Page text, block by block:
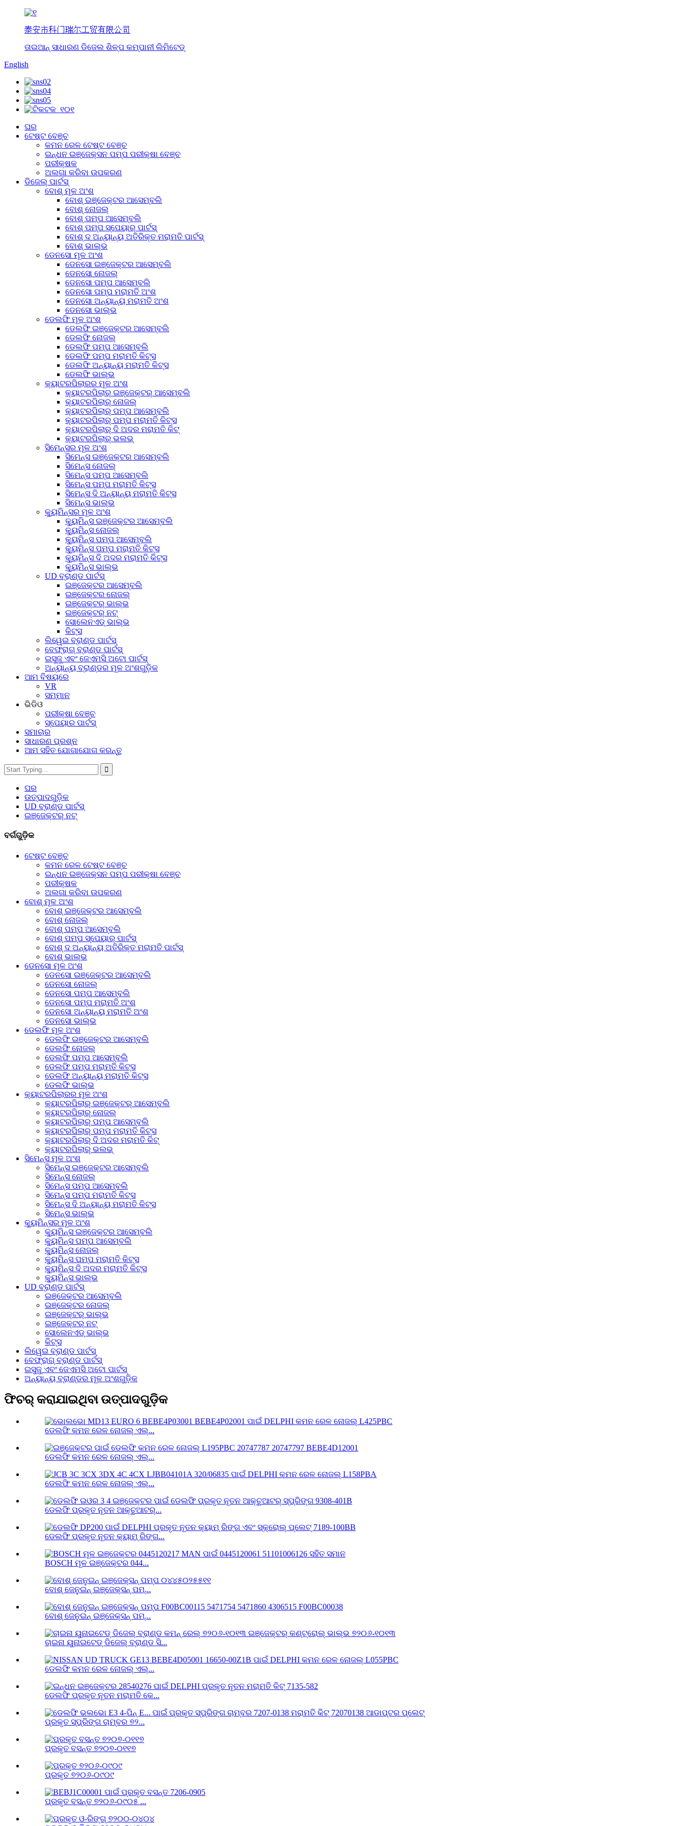
泰安市科门瑞尔工贸有限公司
ତାଇଆନ୍ ସାଧାରଣ ଡିଜେଲ ଶିଳ୍ପ କମ୍ପାନୀ ଲିମିଟେଡ୍
English
ଘର
ଟେଷ୍ଟ ବେଞ୍ଚ
କମନ ରେଳ ଟେଷ୍ଟ ବେଞ୍ଚ
ଇନ୍ଧନ ଇଞ୍ଜେକ୍ସନ ପମ୍ପ ପରୀକ୍ଷା ବେଞ୍ଚ
ପରୀକ୍ଷକ
ଅଲଗା କରିବା ଉପକରଣ
ଡିଜେଲ୍ ପାର୍ଟସ୍
ବୋଶ୍ ମୂଳ ଅଂଶ
ବୋଶ୍ ଇଞ୍ଜେକ୍ଟର ଆସେମ୍ବଲି
ବୋଶ୍ ନୋଜଲ୍
ବୋଶ୍ ପମ୍ପ ଆସେମ୍ବଲି
ବୋଶ୍ ପମ୍ପ ସ୍ପେୟାର୍ ପାର୍ଟସ୍
ବୋଶ୍ ଦ ଅନ୍ୟାନ୍ୟ ଅତିରିକ୍ତ ମରାମତି ପାର୍ଟସ୍
ବୋଶ୍ ଭାଲ୍ଭ
ଡେନସୋ ମୂଳ ଅଂଶ
ଡେନସୋ ଇଞ୍ଜେକ୍ଟର ଆସେମ୍ବଲି
ଡେନସୋ ନୋଜଲ୍
ଡେନସୋ ପମ୍ପ ଆସେମ୍ବଲି
ଡେନସୋ ପମ୍ପ ମରାମତି ଅଂଶ
ଡେନସୋ ଅନ୍ୟାନ୍ୟ ମରାମତି ଅଂଶ
ଡେନସୋ ଭାଲ୍ଭ
ଡେଲଫି ମୂଳ ଅଂଶ
ଡେଲଫି ଇଞ୍ଜେକ୍ଟର ଆସେମ୍ବଲି
ଡେଲଫି ନୋଜଲ୍
ଡେଲଫି ପମ୍ପ ଆସେମ୍ବଲି
ଡେଲଫି ପମ୍ପ ମରାମତି କିଟ୍ସ
ଡେଲଫି ଅନ୍ୟାନ୍ୟ ମରାମତି କିଟ୍ସ
ଡେଲଫି ଭାଲ୍ଭ
କ୍ୟାଟରପିଲାରର ମୂଳ ଅଂଶ
କ୍ୟାଟରପିଲାର୍ ଇଞ୍ଜେକ୍ଟର୍ ଆସେମ୍ବଲି
କ୍ୟାଟରପିଲାର୍ ନୋଜଲ୍
କ୍ୟାଟରପିଲାର୍ ପମ୍ପ ଆସେମ୍ବଲି
କ୍ୟାଟରପିଲାର୍ ପମ୍ପ ମରାମତି କିଟ୍ସ
କ୍ୟାଟରପିଲାର୍ ଦି ଅଦର ମରାମତି କିଟ୍
କ୍ୟାଟରପିଲାର୍ ଭଲଭ୍
ସିମେନ୍ସର ମୂଳ ଅଂଶ
ସିମେନ୍ସ ଇଞ୍ଜେକ୍ଟର ଆସେମ୍ବଲି
ସିମେନ୍ସ ନୋଜଲ୍
ସିମେନ୍ସ ପମ୍ପ ଆସେମ୍ବଲି
ସିମେନ୍ସ ପମ୍ପ ମରାମତି କିଟ୍ସ
ସିମେନ୍ସ ଦି ଅନ୍ୟାନ୍ୟ ମରାମତି କିଟ୍ସ
ସିମେନ୍ସ ଭାଲ୍ଭ
କ୍ୟୁମିନ୍ସର ମୂଳ ଅଂଶ
କ୍ୟୁମିନ୍ସ ଇଞ୍ଜେକ୍ଟର ଆସେମ୍ବଲି
କ୍ୟୁମିନ୍ସ ନୋଜଲ୍
କ୍ୟୁମିନ୍ସ ପମ୍ପ ଆସେମ୍ବଲି
କ୍ୟୁମିନ୍ସ ପମ୍ପ ମରାମତି କିଟ୍ସ
କ୍ୟୁମିନ୍ସ ଦି ଅଦର ମରାମତି କିଟ୍ସ
କ୍ୟୁମିନ୍ସ ଭାଲ୍ଭ
UD ବ୍ରାଣ୍ଡ ପାର୍ଟସ୍
ଇଞ୍ଜେକ୍ଟର ଆସେମ୍ବଲି
ଇଞ୍ଜେକ୍ଟର ନୋଜଲ୍
ଇଞ୍ଜେକ୍ଟର୍ ଭାଲ୍ଭ
ଇଞ୍ଜେକ୍ଟର୍ ନଟ୍
ସୋଲେନଏଡ୍ ଭାଲ୍ଭ
କିଟ୍ସ
ଲିୱେଇ ବ୍ରାଣ୍ଡ ପାର୍ଟସ୍
ବେଫ୍ରାଗ୍ ବ୍ରାଣ୍ଡ ପାର୍ଟସ୍
ଇସୁଜୁ ଏବଂ ଜେଏମସି ଅଟୋ ପାର୍ଟସ୍
ଅନ୍ୟାନ୍ୟ ବ୍ରାଣ୍ଡର ମୂଳ ଅଂଶଗୁଡ଼ିକ
ଆମ ବିଷୟରେ
VR
ସମ୍ମାନ
ଭିଡିଓ
ପରୀକ୍ଷା ବେଞ୍ଚ
ସ୍ପେୟାର ପାର୍ଟସ୍‌
ସମାଚାର
ସାଧାରଣ ପ୍ରଶ୍ନ
ଆମ ସହିତ ଯୋଗାଯୋଗ କରନ୍ତୁ
ଘର
ଉତ୍ପାଦଗୁଡ଼ିକ
UD ବ୍ରାଣ୍ଡ ପାର୍ଟସ୍
ଇଞ୍ଜେକ୍ଟର୍ ନଟ୍
ବର୍ଗଗୁଡ଼ିକ
ଟେଷ୍ଟ ବେଞ୍ଚ
କମନ ରେଳ ଟେଷ୍ଟ ବେଞ୍ଚ
ଇନ୍ଧନ ଇଞ୍ଜେକ୍ସନ ପମ୍ପ ପରୀକ୍ଷା ବେଞ୍ଚ
ପରୀକ୍ଷକ
ଅଲଗା କରିବା ଉପକରଣ
ବୋଶ୍ ମୂଳ ଅଂଶ
ବୋଶ୍ ଇଞ୍ଜେକ୍ଟର ଆସେମ୍ବଲି
ବୋଶ୍ ନୋଜଲ୍
ବୋଶ୍ ପମ୍ପ ଆସେମ୍ବଲି
ବୋଶ୍ ପମ୍ପ ସ୍ପେୟାର୍ ପାର୍ଟସ୍
ବୋଶ୍ ଦ ଅନ୍ୟାନ୍ୟ ଅତିରିକ୍ତ ମରାମତି ପାର୍ଟସ୍
ବୋଶ୍ ଭାଲ୍ଭ
ଡେନସୋ ମୂଳ ଅଂଶ
ଡେନସୋ ଇଞ୍ଜେକ୍ଟର ଆସେମ୍ବଲି
ଡେନସୋ ନୋଜଲ୍
ଡେନସୋ ପମ୍ପ ଆସେମ୍ବଲି
ଡେନସୋ ପମ୍ପ ମରାମତି ଅଂଶ
ଡେନସୋ ଅନ୍ୟାନ୍ୟ ମରାମତି ଅଂଶ
ଡେନସୋ ଭାଲ୍ଭ
ଡେଲଫି ମୂଳ ଅଂଶ
ଡେଲଫି ଇଞ୍ଜେକ୍ଟର ଆସେମ୍ବଲି
ଡେଲଫି ନୋଜଲ୍
ଡେଲଫି ପମ୍ପ ଆସେମ୍ବଲି
ଡେଲଫି ପମ୍ପ ମରାମତି କିଟ୍ସ
ଡେଲଫି ଅନ୍ୟାନ୍ୟ ମରାମତି କିଟ୍ସ
ଡେଲଫି ଭାଲ୍ଭ
କ୍ୟାଟରପିଲାରର ମୂଳ ଅଂଶ
କ୍ୟାଟରପିଲାର୍ ଇଞ୍ଜେକ୍ଟର୍ ଆସେମ୍ବଲି
କ୍ୟାଟରପିଲାର୍ ନୋଜଲ୍
କ୍ୟାଟରପିଲାର୍ ପମ୍ପ ଆସେମ୍ବଲି
କ୍ୟାଟରପିଲାର୍ ପମ୍ପ ମରାମତି କିଟ୍ସ
କ୍ୟାଟରପିଲାର୍ ଦି ଅଦର ମରାମତି କିଟ୍
କ୍ୟାଟରପିଲାର୍ ଭଲଭ୍
ସିମେନ୍ସ ମୂଳ ଅଂଶ
ସିମେନ୍ସ ଇଞ୍ଜେକ୍ଟର ଆସେମ୍ବଲି
ସିମେନ୍ସ ନୋଜଲ୍
ସିମେନ୍ସ ପମ୍ପ ଆସେମ୍ବଲି
ସିମେନ୍ସ ପମ୍ପ ମରାମତି କିଟ୍ସ
ସିମେନ୍ସ ଦି ଅନ୍ୟାନ୍ୟ ମରାମତି କିଟ୍ସ
ସିମେନ୍ସ ଭାଲ୍ଭ
କ୍ୟୁମିନ୍ସର ମୂଳ ଅଂଶ
କ୍ୟୁମିନ୍ସ ଇଞ୍ଜେକ୍ଟର ଆସେମ୍ବଲି
କ୍ୟୁମିନ୍ସ ପମ୍ପ ଆସେମ୍ବଲି
କ୍ୟୁମିନ୍ସ ନୋଜଲ୍
କ୍ୟୁମିନ୍ସ ପମ୍ପ ମରାମତି କିଟ୍ସ
କ୍ୟୁମିନ୍ସ ଦି ଅଦର ମରାମତି କିଟ୍ସ
କ୍ୟୁମିନ୍ସ ଭାଲ୍ଭ
UD ବ୍ରାଣ୍ଡ ପାର୍ଟସ୍
ଇଞ୍ଜେକ୍ଟର ଆସେମ୍ବଲି
ଇଞ୍ଜେକ୍ଟର ନୋଜଲ୍
ଇଞ୍ଜେକ୍ଟର୍ ଭାଲ୍ଭ
ଇଞ୍ଜେକ୍ଟର୍ ନଟ୍
ସୋଲେନଏଡ୍ ଭାଲ୍ଭ
କିଟ୍ସ
ଲିୱେଇ ବ୍ରାଣ୍ଡ ପାର୍ଟସ୍
ବେଫ୍ରାଗ୍ ବ୍ରାଣ୍ଡ ପାର୍ଟସ୍
ଇସୁଜୁ ଏବଂ ଜେଏମସି ଅଟୋ ପାର୍ଟସ୍
ଅନ୍ୟାନ୍ୟ ବ୍ରାଣ୍ଡର ମୂଳ ଅଂଶଗୁଡ଼ିକ
ଫିଚର୍ କରାଯାଇଥିବା ଉତ୍ପାଦଗୁଡ଼ିକ
ଡେଲଫି କମନ ରେଳ ନୋଜଲ୍ ଏଲ୍...
ଡେଲଫି କମନ ରେଳ ନୋଜଲ୍ ଏଲ୍...
ଡେଲଫି କମନ ରେଳ ନୋଜଲ୍ ଏଲ୍...
ଡେଲଫି ପ୍ରକୃତ ନୂତନ ଆକ୍ଚୁଆଟର୍...
ଡେଲଫି ପ୍ରକୃତ ନୂତନ କ୍ୟାମ୍ ରିଙ୍ଗ...
BOSCH ମୂଳ ଇଞ୍ଜେକ୍ଟର 044...
ବୋଶ୍ ଜେନୁଇନ୍ ଇଞ୍ଜେକ୍ସନ୍ ପମ୍...
ବୋଶ୍ ଜେନୁଇନ୍ ଇଞ୍ଜେକ୍ସନ୍ ପମ୍...
ଚାଇନା ୟୁନାଇଟେଡ୍ ଡିଜେଲ୍ ବ୍ରାଣ୍ଡ ସି...
ଡେଲଫି କମନ ରେଳ ନୋଜଲ୍ ଏଲ୍...
ଡେଲଫି ପ୍ରକୃତ ନୂତନ ମରାମତି କେ...
ପ୍ରକୃତ ସ୍ପ୍ରିଙ୍ଗ ଚାମ୍ବର ୭୨...
ପ୍ରକୃତ ବସନ୍ତ ୭୨୦୭-୦୧୧୭
ପ୍ରକୃତ ୭୨୦୬-୦୯୦୯
ପ୍ରକୃତ ବସନ୍ତ ୭୨୦୬-୦୯୦୫ ...